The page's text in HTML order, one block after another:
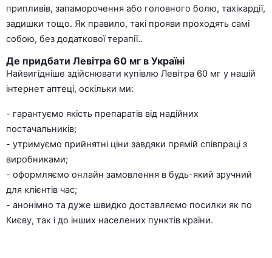
припливів, запаморочення або головного болю, тахікардії,
задишки тощо. Як правило, такі прояви проходять самі
собою, без додаткової терапії..
Де придбати Левітра 60 мг в Україні
Найвигідніше здійснювати купівлю Левітра 60 мг у нашій
інтернет аптеці, оскільки ми:
- гарантуємо якість препаратів від надійних
постачальників;
- утримуємо прийнятні ціни завдяки прямій співпраці з
виробниками;
- оформляємо онлайн замовлення в будь-який зручний
для клієнтів час;
- анонімно та дуже швидко доставляємо посилки як по
Києву, так і до інших населених пунктів країни.